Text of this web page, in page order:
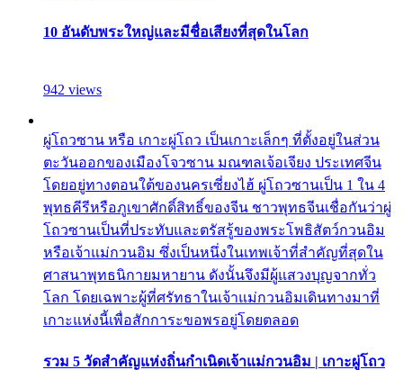
10 อันดับพระใหญ่และมีชื่อเสียงที่สุดในโลก
942 views
ผู่โถวซาน หรือ เกาะผู่โถว เป็นเกาะเล็กๆ ที่ตั้งอยู่ในส่วน
ตะวันออกของเมืองโจวซาน มณฑลเจ้อเจียง ประเทศจีน
โดยอยู่ทางตอนใต้ของนครเซี่ยงไฮ้ ผู่โถวซานเป็น 1 ใน 4
พุทธคีรีหรือภูเขาศักดิ์สิทธิ์ของจีน ชาวพุทธจีนเชื่อกันว่าผู่
โถวซานเป็นที่ประทับและตรัสรู้ของพระโพธิสัตว์กวนอิม
หรือเจ้าแม่กวนอิม ซึ่งเป็นหนึ่งในเทพเจ้าที่สำคัญที่สุดใน
ศาสนาพุทธนิกายมหายาน ดังนั้นจึงมีผู้แสวงบุญจากทั่ว
โลก โดยเฉพาะผู้ที่ศรัทธาในเจ้าแม่กวนอิมเดินทางมาที่
เกาะแห่งนี้เพื่อสักการะขอพรอยู่โดยตลอด
รวม 5 วัดสำคัญแห่งถิ่นกำเนิดเจ้าแม่กวนอิม | เกาะผู่โถว